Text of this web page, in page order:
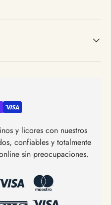
y licores con nuestros
confiables y totalmente
sin preocupaciones.